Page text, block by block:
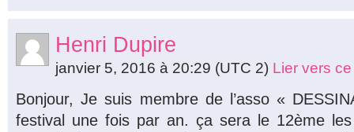
Henri Dupire
janvier 5, 2016 à 20:29 (UTC 2) Lier vers
Bonjour, Je suis membre de l’asso «
festival une fois par an. ça sera le 12ème